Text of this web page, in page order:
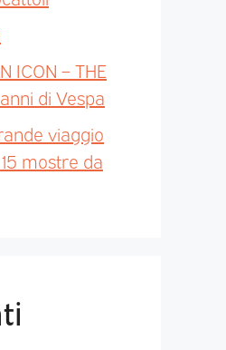
ICON – THE
di Vespa
viaggio
mostre da